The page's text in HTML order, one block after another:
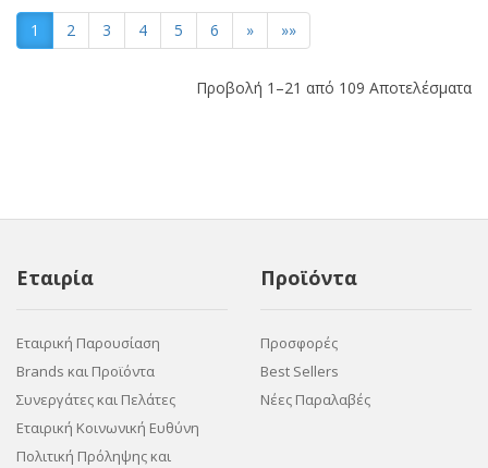
1 2 3 4 5 6 » »»
Προβολή 1–21 από 109 Αποτελέσματα
Εταιρία
Εταιρική Παρουσίαση
Brands και Προϊόντα
Συνεργάτες και Πελάτες
Εταιρική Κοινωνική Ευθύνη
Πολιτική Πρόληψης και
Προϊόντα
Προσφορές
Best Sellers
Νέες Παραλαβές